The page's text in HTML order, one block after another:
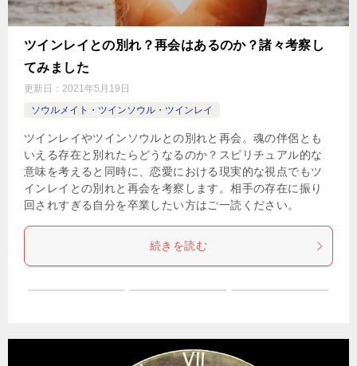
ツインレイとの別れ？再会はあるのか？諸々考察し
てみました
更新日： 2021年5月19日
ソウルメイト・ツインソウル・ツインレイ
ツインレイやツインソウルとの別れと再会。魂の伴侶とも
いえる存在と別れたらどうなるのか？スピリチュアル的な
意味を考えると同時に、恋愛における現実的な視点でもツ
インレイとの別れと再会を考察します。相手の存在に振り
回されすぎる自分を卒業したい方はご一読ください。
続きを読む